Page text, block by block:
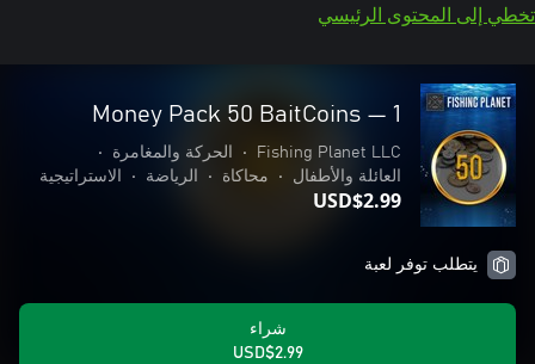
تخطي إلى المحتوى الرئيسي
Money Pack 50 BaitCoins — 1
Fishing Planet LLC
• الحركة والمغامرة
•
العائلة والأطفال
• محاكاة • الرياضة • الاستراتيجية
USD$2.99
يتطلب توفر لعبة
شراء
USD$2.99